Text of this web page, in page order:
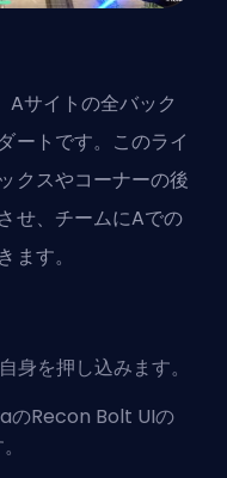
サイトの全バック
ートです。このライ
クスやコーナーの後
せ、チームにAでの
す。
身を押し込みます。
のRecon Bolt UIの